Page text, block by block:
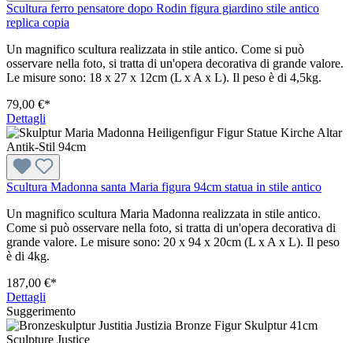
Scultura ferro pensatore dopo Rodin figura giardino stile antico
replica copia
Un magnifico scultura realizzata in stile antico. Come si può
osservare nella foto, si tratta di un'opera decorativa di grande valore.
Le misure sono: 18 x 27 x 12cm (L x A x L). Il peso è di 4,5kg.
79,00 €*
Dettagli
Scultura Madonna santa Maria figura 94cm statua in stile antico
Un magnifico scultura Maria Madonna realizzata in stile antico.
Come si può osservare nella foto, si tratta di un'opera decorativa di
grande valore. Le misure sono: 20 x 94 x 20cm (L x A x L). Il peso
è di 4kg.
187,00 €*
Dettagli
Suggerimento